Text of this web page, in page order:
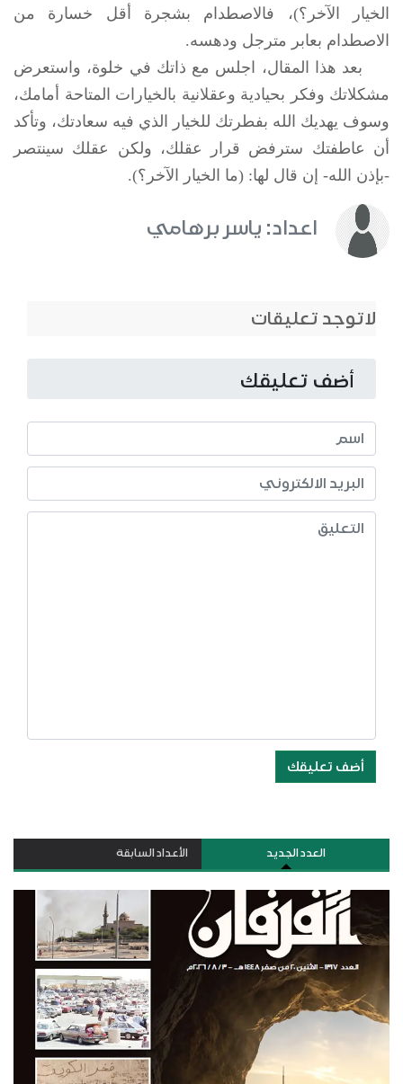
الخيار الآخر؟)، فالاصطدام بشجرة أقل خسارة من
الاصطدام بعابر مترجل ودهسه.
بعد هذا المقال، اجلس مع ذاتك في خلوة، واستعرض
مشكلاتك وفكر بحيادية وعقلانية بالخيارات المتاحة أمامك،
وسوف يهديك الله بفطرتك للخيار الذي فيه سعادتك، وتأكد
أن عاطفتك سترفض قرار عقلك، ولكن عقلك سينتصر
-بإذن الله- إن قال لها: (ما الخيار الآخر؟).
اعداد: ياسر برهامي
لاتوجد تعليقات
أضف تعليقك
أضف تعليقك
العدد الجديد الأعداد السابقة